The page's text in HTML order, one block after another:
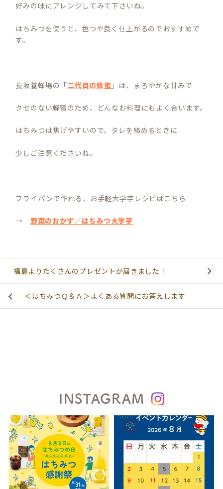
好みの味にアレンジしてみて下さいね。
はちみつを使うと、色つや良く仕上がるのでおすすめで
す。
長坂養蜂場の「二代目の蜂蜜 」は、まろやかな甘みで
クセのない蜂蜜のため、どんなお料理にもよく合います。
はちみつは焦げやすいので、タレを絡めるときに
少しご注意くださいね。
フライパンで作れる、お手軽大学芋レシピはこちら
→野菜のおかず／はちみつ大学芋
福島よりたくさんのプレゼントが届きました！
＜はちみつＱ＆Ａ＞よくある質問にお答えします
INSTAGRAM